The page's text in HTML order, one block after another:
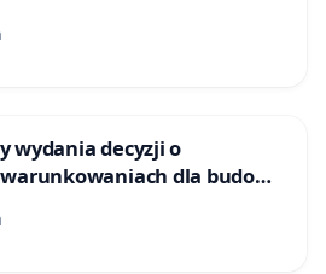
który kreuje przyszłość, czy
Apelujemy, by przychylili
głosu, dając Polsce szansę
wydania decyzji o
dla budowy
biometanu „Krynki” w
oraz ochrony
Knyszyńskiej